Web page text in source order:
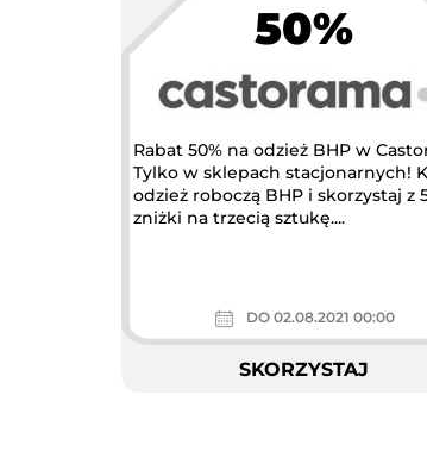
50%
Rabat 50% na odzież BHP w
Tylko w sklepach stacjonarnych!
odzież roboczą BHP i skorzystaj z
zniżki na trzecią sztukę....
DO 02.08.2021 00:00
SKORZYSTAJ